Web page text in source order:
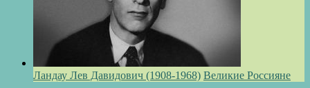
Ландау Лев Давидович (1908-1968) Великие Россияне